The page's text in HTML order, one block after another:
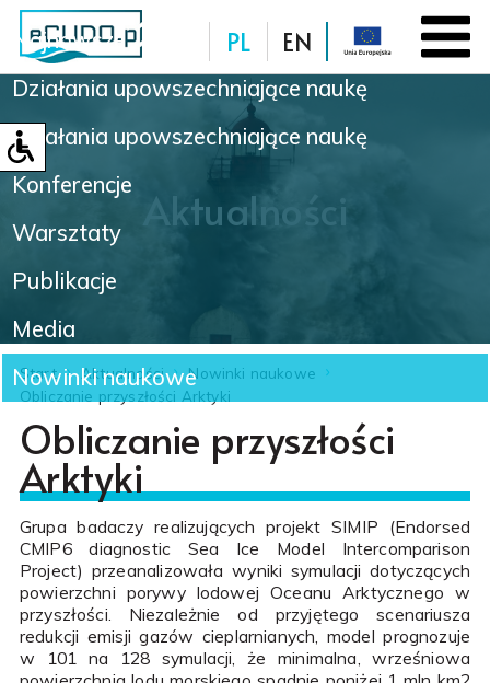
PL EN
Baza danych
Aktualności
Najnowsze
Działania upowszechniające naukę
Działania upowszechniające naukę
Konferencje
Warsztaty
Publikacje
Media
Nowinki naukowe
Start Aktualności
Nowinki naukowe
Obliczanie przyszłości Arktyki
Obliczanie przyszłości
Arktyki
Grupa badaczy realizujących projekt SIMIP (Endorsed
CMIP6 diagnostic Sea Ice Model Intercomparison
Project) przeanalizowała wyniki symulacji dotyczących
powierzchni porywy lodowej Oceanu Arktycznego w
przyszłości. Niezależnie od przyjętego scenariusza
redukcji emisji gazów cieplarnianych, model prognozuje
w 101 na 128 symulacji, że minimalna, wrześniowa